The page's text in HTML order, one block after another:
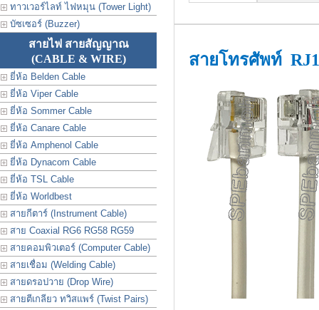
ทาวเวอร์ไลท์ ไฟหมุน (Tower Light)
บัซเซอร์ (Buzzer)
สายไฟ สายสัญญาณ
(CABLE & WIRE)
ยี่ห้อ Belden Cable
ยี่ห้อ Viper Cable
ยี่ห้อ Sommer Cable
ยี่ห้อ Canare Cable
ยี่ห้อ Amphenol Cable
ยี่ห้อ Dynacom Cable
ยี่ห้อ TSL Cable
ยี่ห้อ Worldbest
สายกีตาร์ (Instrument Cable)
สาย Coaxial RG6 RG58 RG59
สายคอมพิวเตอร์ (Computer Cable)
สายเชื่อม (Welding Cable)
สายดรอปวาย (Drop Wire)
สายตีเกลียว ทวิสแพร์ (Twist Pairs)
สายโทรศัพท์